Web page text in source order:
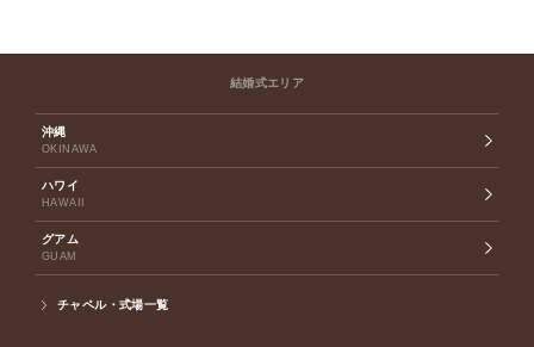
結婚式エリア
沖縄
OKINAWA
ハワイ
HAWAII
グアム
GUAM
チャペル・式場一覧